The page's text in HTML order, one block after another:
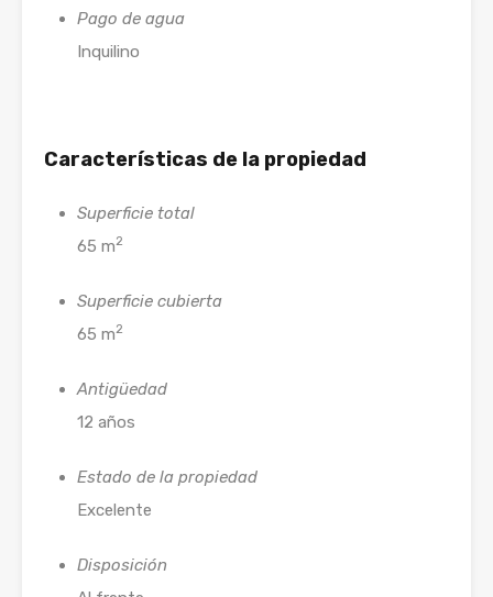
Pago de agua
Inquilino
Características de la propiedad
Superficie total
65 m2
Superficie cubierta
65 m2
Antigüedad
12 años
Estado de la propiedad
Excelente
Disposición